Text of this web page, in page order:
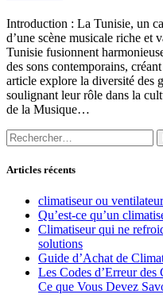
Introduction : La Tunisie, un
d’une scène musicale riche et
Tunisie fusionnent
des sons contemporains,
article explore la diversité des
soulignant leur rôle dans la
de la Musique…
Rechercher :
Articles récents
climatiseur ou
Qu’est-ce qu’un
Climatiseur qui ne
solutions
Guide d’Achat de
Les Codes d’Erreur
Ce que Vous Devez